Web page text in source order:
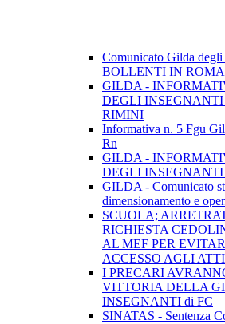
Comunicato Gilda
BOLLENTI IN
GILDA -
DEGLI
RIMINI
Informativa n. 5 Fgu
Rn
GILDA -
DEGLI INSEGNANTI
GILDA - Comunicato
dimensionamento e
SCUOLA;
RICHIESTA
AL MEF PER
ACCESSO AGLI ATTI
I PRECARI
VITTORIA DELLA
INSEGNANTI di FC
SINATAS - Sentenza